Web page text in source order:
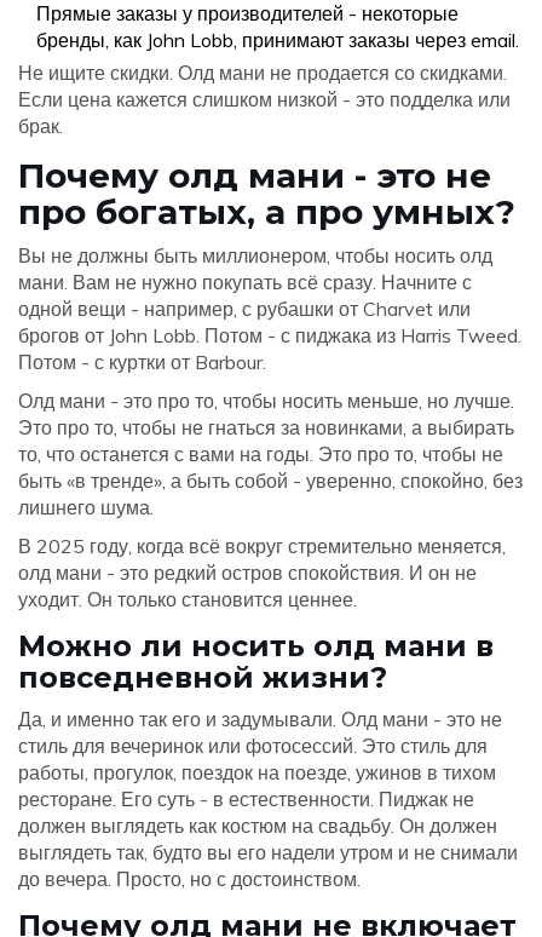
Прямые заказы у производителей - некоторые
бренды, как John Lobb, принимают заказы через email.
Не ищите скидки. Олд мани не продается со скидками.
Если цена кажется слишком низкой - это подделка или
брак.
Почему олд мани - это не
про богатых, а про умных?
Вы не должны быть миллионером, чтобы носить олд
мани. Вам не нужно покупать всё сразу. Начните с
одной вещи - например, с рубашки от Charvet или
брогов от John Lobb. Потом - с пиджака из Harris Tweed.
Потом - с куртки от Barbour.
Олд мани - это про то, чтобы носить меньше, но лучше.
Это про то, чтобы не гнаться за новинками, а выбирать
то, что останется с вами на годы. Это про то, чтобы не
быть «в тренде», а быть собой - уверенно, спокойно, без
лишнего шума.
В 2025 году, когда всё вокруг стремительно меняется,
олд мани - это редкий остров спокойствия. И он не
уходит. Он только становится ценнее.
Можно ли носить олд мани в
повседневной жизни?
Да, и именно так его и задумывали. Олд мани - это не
стиль для вечеринок или фотосессий. Это стиль для
работы, прогулок, поездок на поезде, ужинов в тихом
ресторане. Его суть - в естественности. Пиджак не
должен выглядеть как костюм на свадьбу. Он должен
выглядеть так, будто вы его надели утром и не снимали
до вечера. Просто, но с достоинством.
Почему олд мани не включает